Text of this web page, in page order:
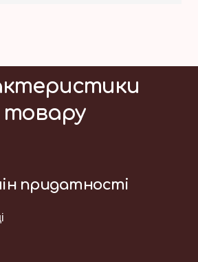
товару
придатності